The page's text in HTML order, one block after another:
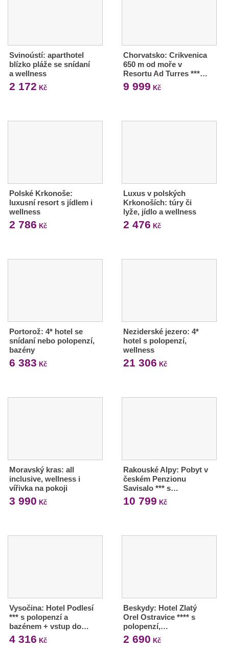
Svinoústí: aparthotel
blízko pláže se snídaní
a wellness
2 172 Kč
Chorvatsko: Crikvenica
650 m od moře v
Resortu Ad Turres ***…
9 999 Kč
Polské Krkonoše:
luxusní resort s jídlem i
wellness
2 786 Kč
Luxus v polských
Krkonoších: túry či
lyže, jídlo a wellness
2 476 Kč
Portorož: 4* hotel se
snídaní nebo polopenzí,
bazény
6 383 Kč
Neziderské jezero: 4*
hotel s polopenzí,
wellness
21 306 Kč
Moravský kras: all
inclusive, wellness i
vířivka na pokoji
3 990 Kč
Rakouské Alpy: Pobyt v
českém Penzionu
Savisalo *** s…
10 799 Kč
Vysočina: Hotel Podlesí
*** s polopenzí a
bazénem + vstup do…
4 316 Kč
Beskydy: Hotel Zlatý
Orel Ostravice **** s
polopenzí,…
2 690 Kč